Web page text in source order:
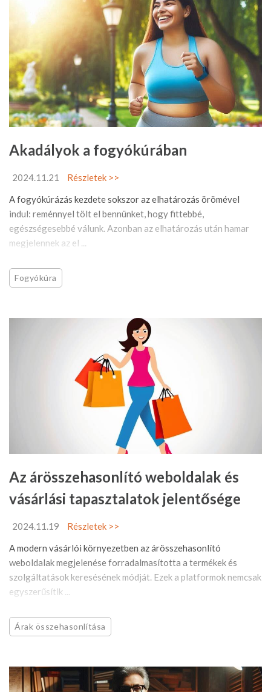
Akadályok a fogyókúrában
2024.11.21
Részletek >>
A fogyókúrázás kezdete sokszor az elhatározás örömével
indul: reménnyel tölt el bennünket, hogy fittebbé,
egészségesebbé válunk. Azonban az elhatározás után hamar
megjelennek az el ...
Fogyókúra
Az árösszehasonlító weboldalak és
vásárlási tapasztalatok jelentősége
2024.11.19
Részletek >>
A modern vásárlói környezetben az árösszehasonlító
weboldalak megjelenése forradalmasította a termékek és
szolgáltatások keresésének módját. Ezek a platformok nemcsak
egyszerűsítik ...
Árak összehasonlítása